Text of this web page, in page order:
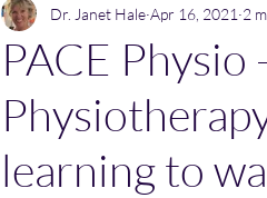
PACE
learning to
Dr. Janet Hale Apr 16, 2021 2